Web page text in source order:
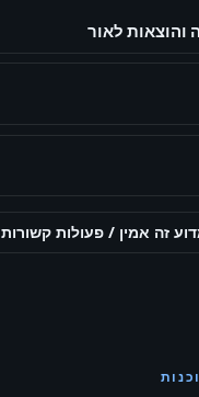
והוצאות לאור
זה אמין / פעולות קשורות